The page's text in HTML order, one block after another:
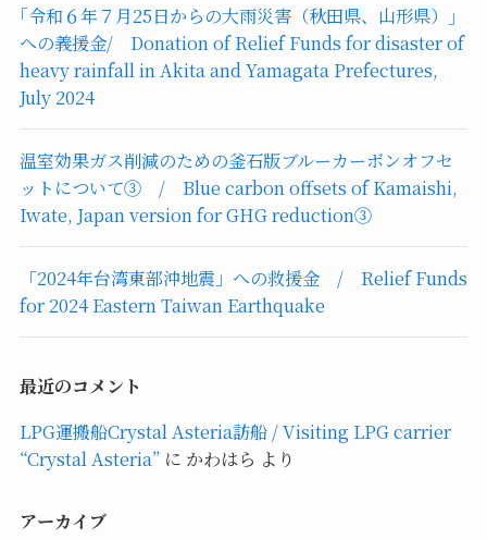
｢令和６年７月25日からの大雨災害（秋田県、山形県）｣
への義援金/ Donation of Relief Funds for disaster of
heavy rainfall in Akita and Yamagata Prefectures,
July 2024
温室効果ガス削減のための釜石版ブルーカーボンオフセ
ットについて③ / Blue carbon offsets of Kamaishi,
Iwate, Japan version for GHG reduction③
「2024年台湾東部沖地震」への救援金 / Relief Funds
for 2024 Eastern Taiwan Earthquake
最近のコメント
LPG運搬船Crystal Asteria訪船 / Visiting LPG carrier
“Crystal Asteria”に かわはら より
アーカイブ